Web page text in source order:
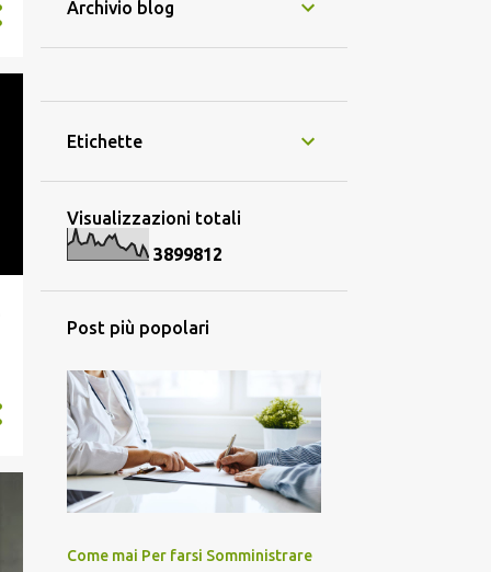
Archivio blog
Etichette
Visualizzazioni totali
3899812
Post più popolari
Come mai Per farsi Somministrare